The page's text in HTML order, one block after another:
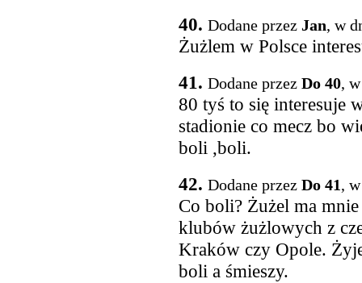
40. Dodane przez Jan, w
Żużlem w Polsce
41. Dodane przez Do 40,
80 tyś to się interesuje
stadionie co mecz bo
boli ,boli.
42. Dodane przez Do 41,
Co boli? Żużel ma
klubów żużlowych z
Kraków czy Opole.
boli a śmieszy.